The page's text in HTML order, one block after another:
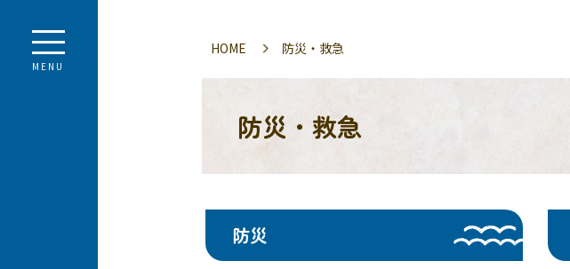
MENU
HOME 防災・救急
防災・救急
防災